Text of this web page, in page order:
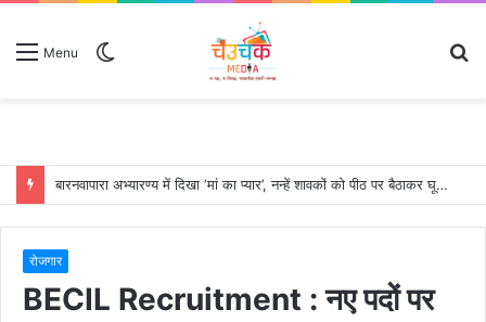
Menu
बारनवापारा अभ्यारण्य में दिखा ‘मां का प्यार’, नन्हें शावकों को पीठ पर बैठाकर घूमती दिखी मादा भालू
रोजगार
BECIL Recruitment : नए पदों पर